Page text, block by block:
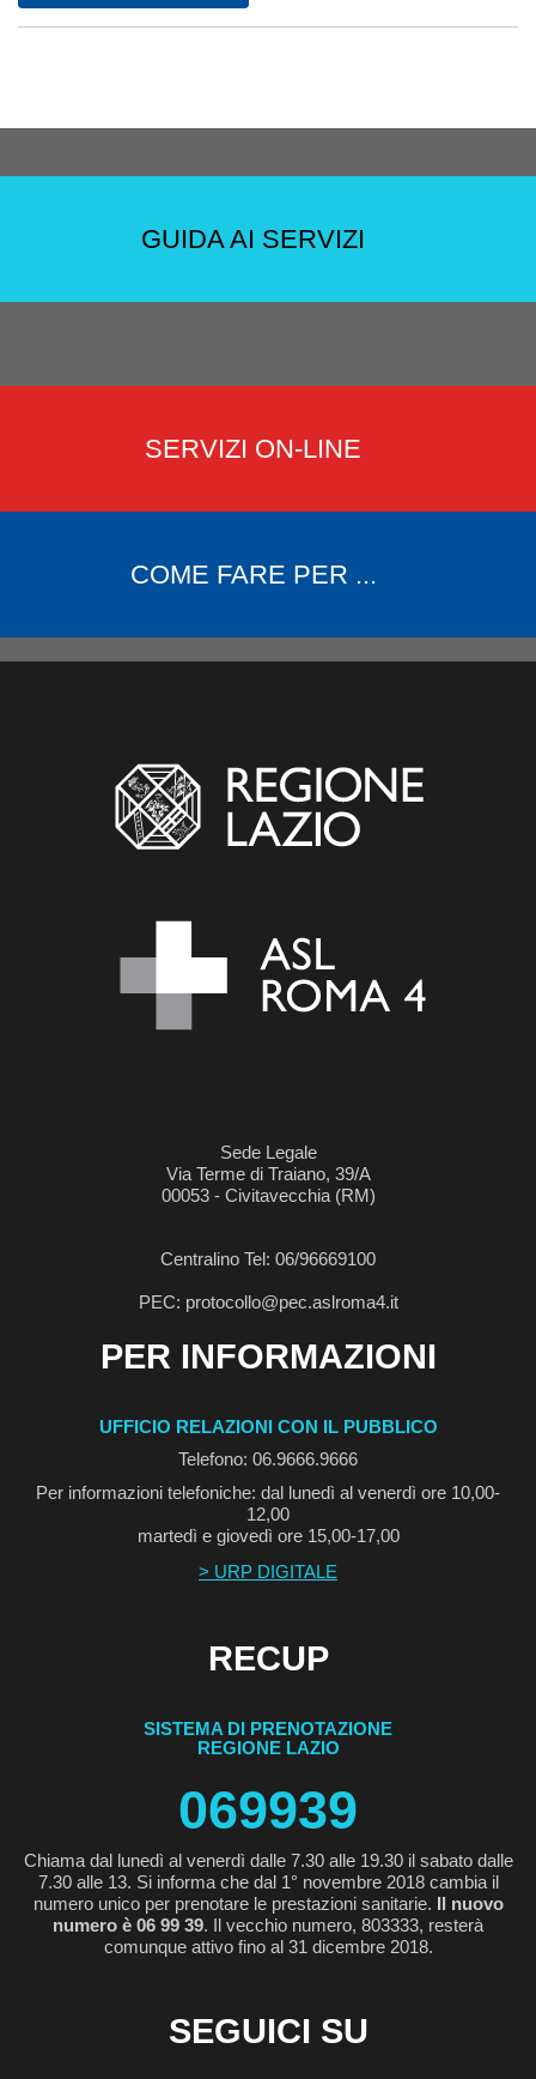
GUIDA AI SERVIZI
SERVIZI ON-LINE
COME FARE PER ...
Sede Legale
Via Terme di Traiano, 39/A
00053 - Civitavecchia (RM)
Centralino Tel: 06/96669100
PEC: protocollo@pec.aslroma4.it
PER INFORMAZIONI
UFFICIO RELAZIONI CON IL PUBBLICO
Telefono: 06.9666.9666
Per informazioni telefoniche: dal lunedì al venerdì ore 10,00-
12,00
martedì e giovedì ore 15,00-17,00
> URP DIGITALE
RECUP
SISTEMA DI PRENOTAZIONE
REGIONE LAZIO
069939
Chiama dal lunedì al venerdì dalle 7.30 alle 19.30 il sabato dalle
7.30 alle 13. Si informa che dal 1° novembre 2018 cambia il
numero unico per prenotare le prestazioni sanitarie. Il nuovo
numero è 06 99 39. Il vecchio numero, 803333, resterà
comunque attivo fino al 31 dicembre 2018.
SEGUICI SU